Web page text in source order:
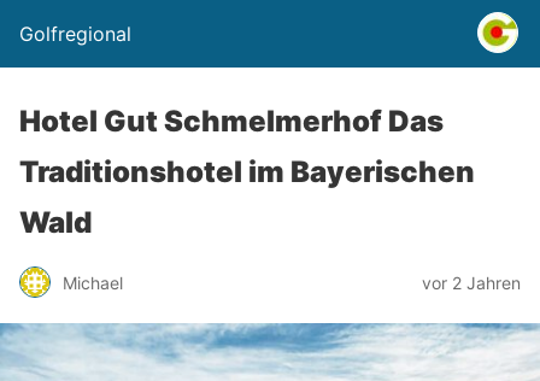
Golfregional
Hotel Gut Schmelmerhof Das
Traditionshotel im Bayerischen
Wald
Michael vor 2 Jahren